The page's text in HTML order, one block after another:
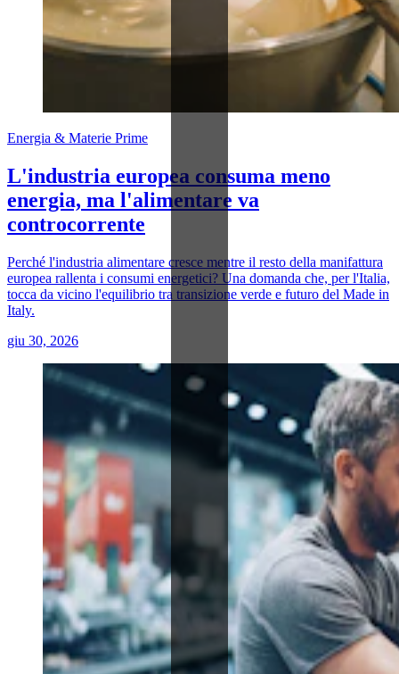
Energia & Materie Prime
L'industria europea consuma meno
energia, ma l'alimentare va
controcorrente
Perché l'industria alimentare cresce mentre il resto della manifattura
europea rallenta i consumi energetici? Una domanda che, per l'Italia,
tocca da vicino l'equilibrio tra transizione verde e futuro del Made in
Italy.
giu 30, 2026